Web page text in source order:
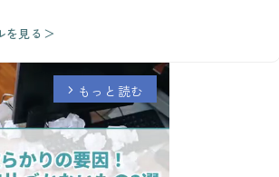
を見る＞
arrow_forward_ios もっと読む